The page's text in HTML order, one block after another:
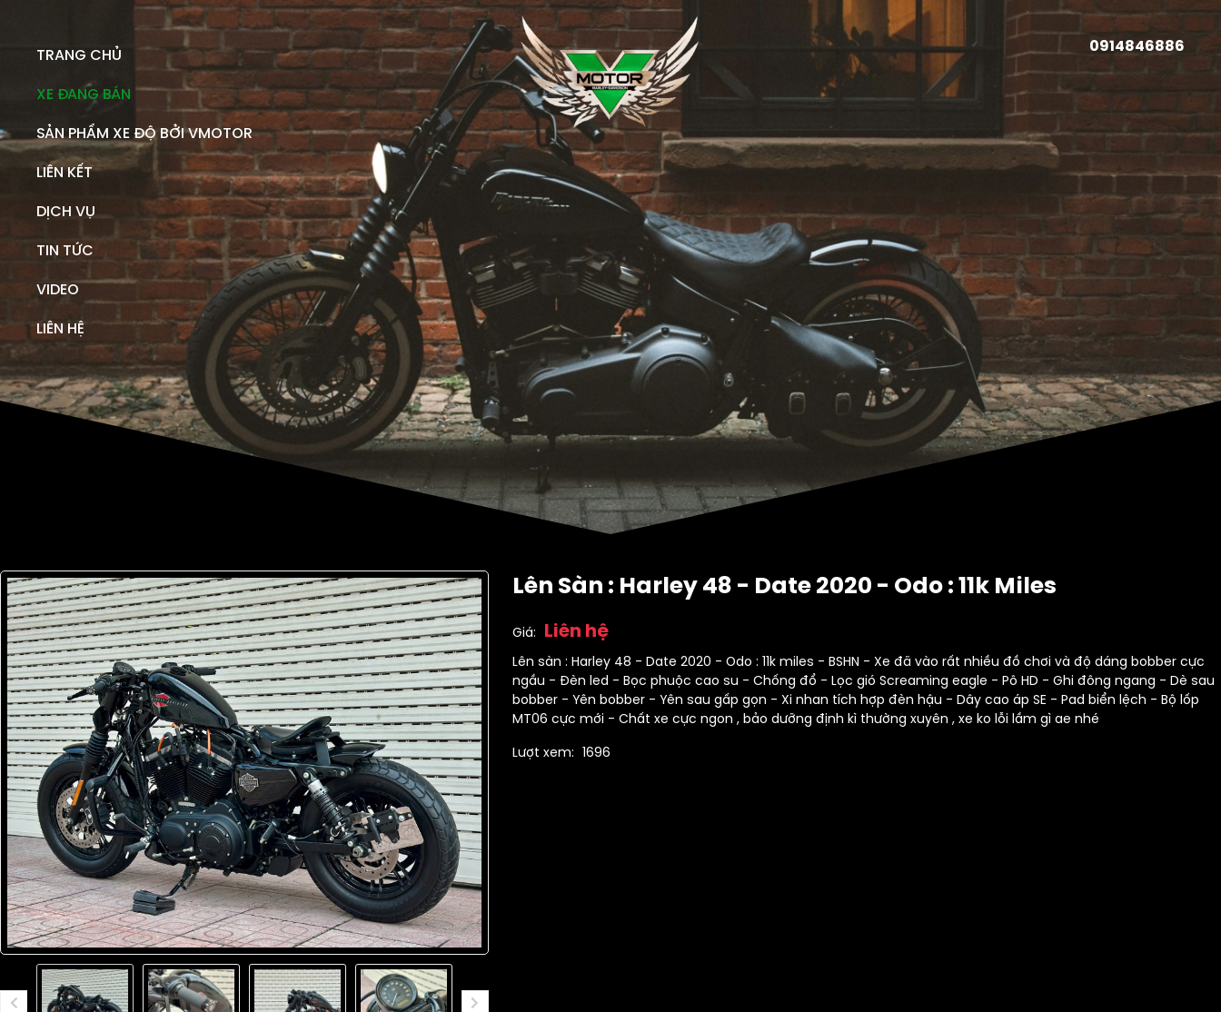
TRANG CHỦ
XE ĐANG BÁN
SẢN PHẨM XE ĐỘ BỞI VMOTOR
LIÊN KẾT
DỊCH VỤ
TIN TỨC
VIDEO
LIÊN HỆ
0914846886
Lên Sàn : Harley 48 - Date 2020 - Odo : 11k Miles
Giá: Liên hệ
Lên sàn : Harley 48 - Date 2020 - Odo : 11k miles - BSHN - Xe đã vào rất nhiều đồ chơi và độ dáng bobber cực
ngầu - Đèn led - Bọc phuộc cao su - Chống đổ - Lọc gió Screaming eagle - Pô HD - Ghi đông ngang - Dè sau
bobber - Yên bobber - Yên sau gấp gọn - Xi nhan tích hợp đèn hậu - Dây cao áp SE - Pad biển lệch - Bộ lốp
MT06 cực mới - Chất xe cực ngon , bảo dưỡng định kì thường xuyên , xe ko lỗi lầm gì ae nhé
Lượt xem: 1696